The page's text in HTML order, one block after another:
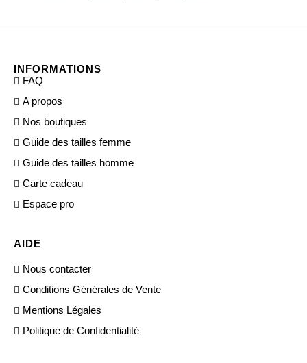
INFORMATIONS
FAQ
A propos
Nos boutiques
Guide des tailles femme
Guide des tailles homme
Carte cadeau
Espace pro
AIDE
Nous contacter
Conditions Générales de Vente
Mentions Légales
Politique de Confidentialité